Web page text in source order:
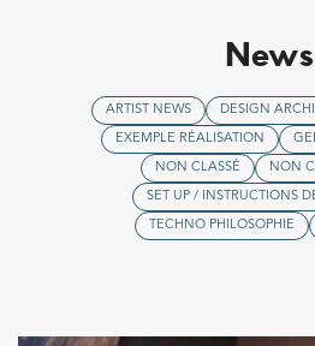
News
ARTIST NEWS DESIGN
EXEMPLE RÉALISATION
NON CLASSÉ NON
SET UP / INSTRUCTIONS
TECHNO PHILOSOPHIE